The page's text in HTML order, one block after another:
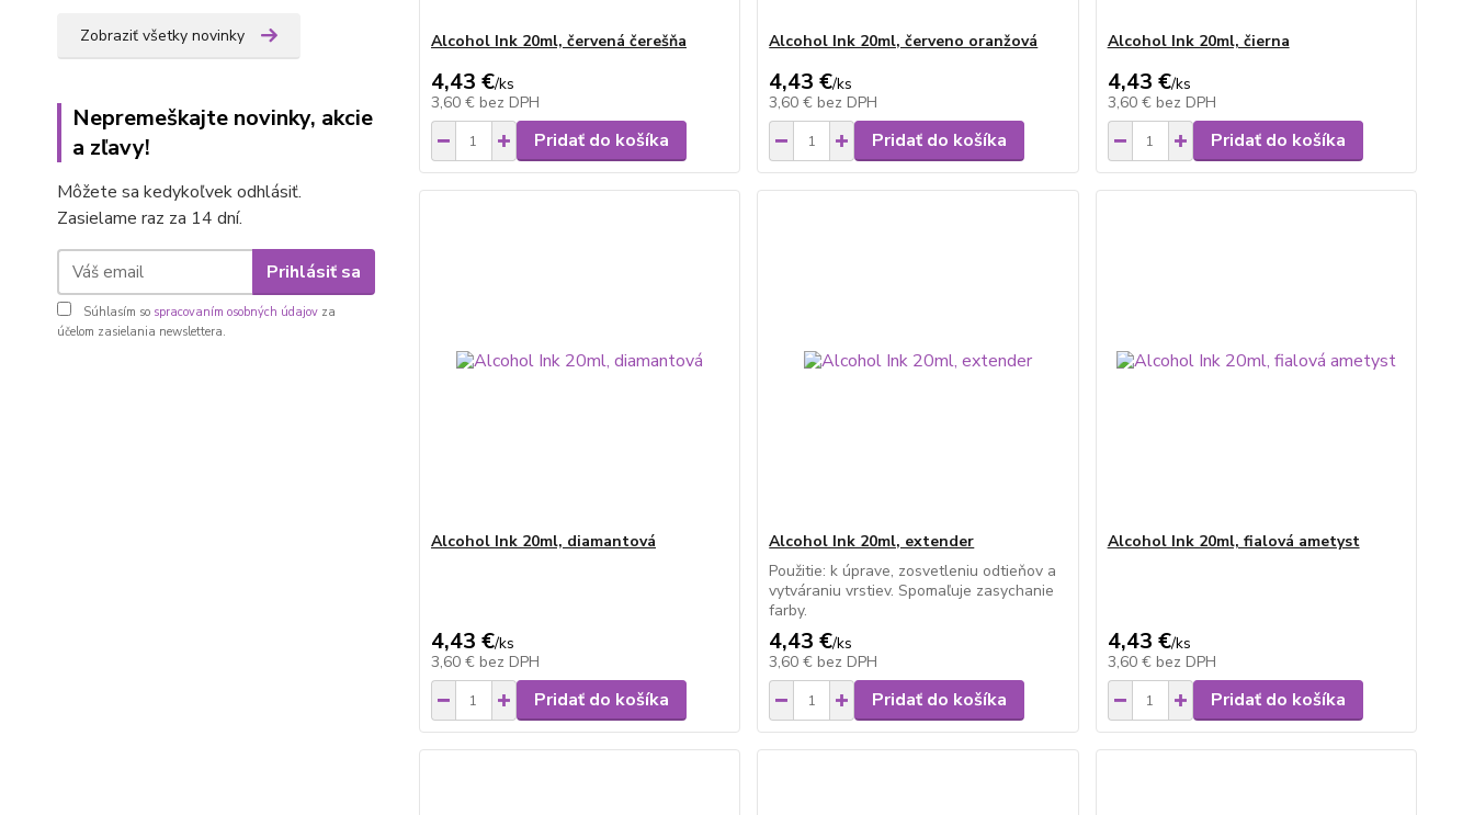
Zobraziť všetky novinky
Nepremeškajte novinky, akcie
a zľavy!
Môžete sa kedykoľvek odhlásiť.
Zasielame raz za 14 dní.
Prihlásiť sa
Súhlasím so spracovaním osobných údajov za
účelom zasielania newslettera.
Alcohol Ink 20ml, červená čerešňa
4,43 €/ks
3,60 € bez DPH
Pridať do košíka
Alcohol Ink 20ml, červeno oranžová
4,43 €/ks
3,60 € bez DPH
Pridať do košíka
Alcohol Ink 20ml, čierna
4,43 €/ks
3,60 € bez DPH
Pridať do košíka
Alcohol Ink 20ml, diamantová
4,43 €/ks
3,60 € bez DPH
Pridať do košíka
Alcohol Ink 20ml, extender
Použitie: k úprave, zosvetleniu odtieňov a
vytváraniu vrstiev. Spomaľuje zasychanie
farby.
4,43 €/ks
3,60 € bez DPH
Pridať do košíka
Alcohol Ink 20ml, fialová ametyst
4,43 €/ks
3,60 € bez DPH
Pridať do košíka